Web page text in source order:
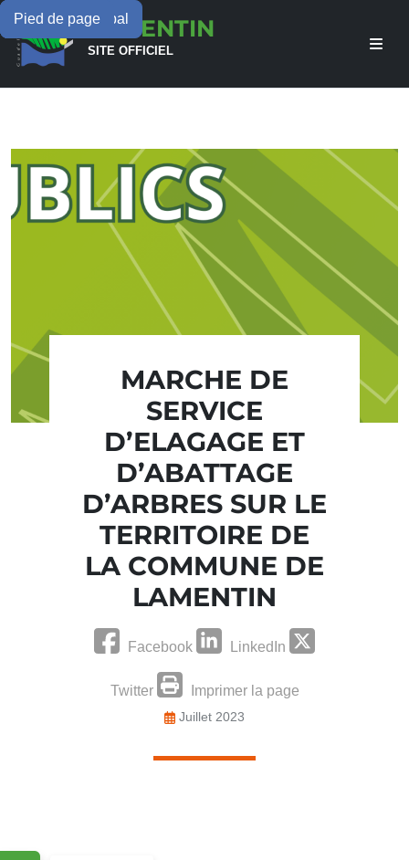
Menu principal
Contenu principal
Pied de pageLAMENTIN
SITE OFFICIEL
MARCHE DE
SERVICE
D’ELAGAGE ET
D’ABATTAGE
D’ARBRES SUR LE
TERRITOIRE DE
LA COMMUNE DE
LAMENTIN
Facebook LinkedIn
Twitter Imprimer la page
Juillet 2023